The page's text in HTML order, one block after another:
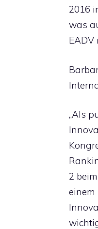
2016
was
„Als
2
einem